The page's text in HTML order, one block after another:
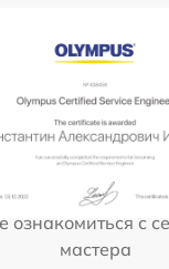
ознакомиться с
мастера